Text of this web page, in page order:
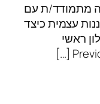
ה מתמודד/ת עם
עצמית כיצד
ראשי